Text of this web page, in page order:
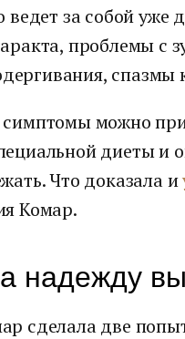
ведет за собой уже
проблемы с
спазмы
симптомы можно
диеты и
Что доказала и
Комар.
надежду
сделала две